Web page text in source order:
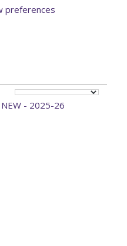
preferences